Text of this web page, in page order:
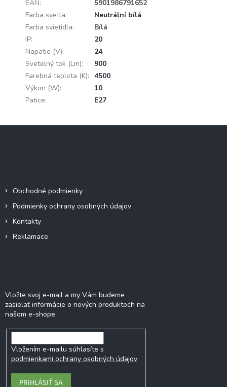
EAN:
5901986791652
Farba svetla:
Neutrální bílá
Farba svietidla:
Bílá
IP:
20
Napätie (V):
24
Svetelný tok (Lm):
900
Farebná teplota (K): 4500
Výkon (W):
10
Patice: E27
Obchodné podmienky
Podmienky ochrany osobných údajov
Kontakty
Reklamace
Vložte svoj e-mail a my Vám budeme
zasielať informácie o nových produktoch na
našom e-shope.
Vložením e-mailu súhlasíte s
podmienkami ochrany osobných údajov
PRIHLÁSIŤ SA